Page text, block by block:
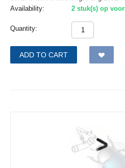
Availability:
2 stuk(s) op
Quantity:
ADD TO CART